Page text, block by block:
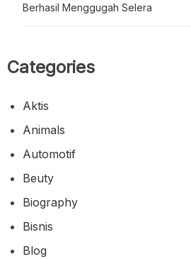
Berhasil Menggugah Selera
Categories
Aktis
Animals
Automotif
Beuty
Biography
Bisnis
Blog